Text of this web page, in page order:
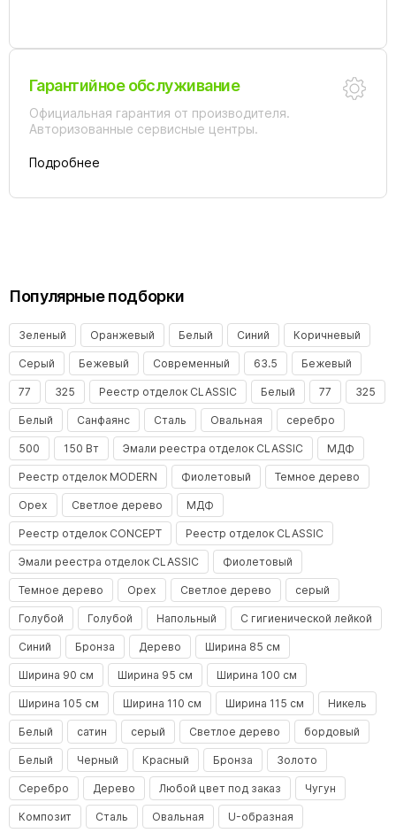
Гарантийное обслуживание
Официальная гарантия от производителя.
Авторизованные сервисные центры.
Подробнее
Популярные подборки
Зеленый Оранжевый Белый Синий Коричневый
Серый Бежевый Современный 63.5 Бежевый
77 325 Реестр отделок CLASSIC Белый 77 325
Белый Санфаянс Сталь Овальная серебро
500 150 Вт Эмали реестра отделок CLASSIC МДФ
Реестр отделок MODERN Фиолетовый Темное дерево
Орех Светлое дерево МДФ
Реестр отделок CONCEPT Реестр отделок CLASSIC
Эмали реестра отделок CLASSIC Фиолетовый
Темное дерево Орех Светлое дерево серый
Голубой Голубой Напольный С гигиенической лейкой
Синий Бронза Дерево Ширина 85 см
Ширина 90 см Ширина 95 см Ширина 100 см
Ширина 105 см Ширина 110 см Ширина 115 см Никель
Белый сатин серый Светлое дерево бордовый
Белый Черный Красный Бронза Золото
Серебро Дерево Любой цвет под заказ Чугун
Композит Сталь Овальная U-образная